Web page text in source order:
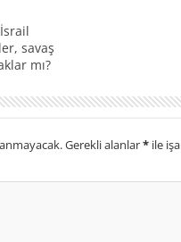
savaş
mı?
Gerekli alanlar*ile